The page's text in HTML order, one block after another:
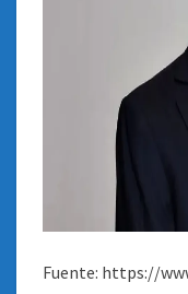
Fuente: https://